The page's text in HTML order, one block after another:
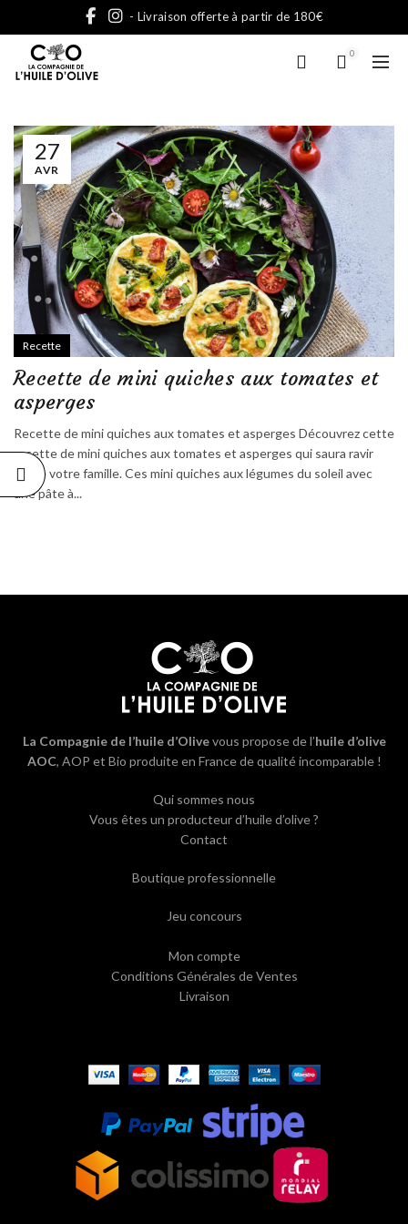
- Livraison offerte à partir de 180€
0
27
AVR
Recette
Recette de mini quiches aux tomates et
asperges
Recette de mini quiches aux tomates et asperges Découvrez cette
recette de mini quiches aux tomates et asperges qui saura ravir
toute votre famille. Ces mini quiches aux légumes du soleil avec
une pâte à...
La Compagnie de l’huile d’Olivevous propose de l’huile d’olive
AOC, AOP et Bio produite en France de qualité incomparable !
Qui sommes nous
Vous êtes un producteur d’huile d’olive ?
Contact
Boutique professionnelle
Jeu concours
Mon compte
Conditions Générales de Ventes
Livraison